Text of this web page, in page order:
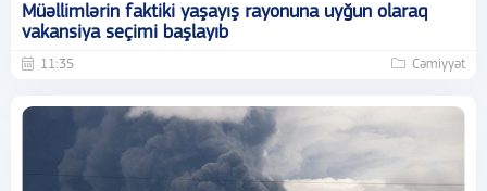
Müəllimlərin faktiki yaşayış rayonuna uyğun olaraq
vakansiya seçimi başlayıb
11:35 Cəmiyyət